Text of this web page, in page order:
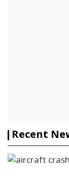
Recent